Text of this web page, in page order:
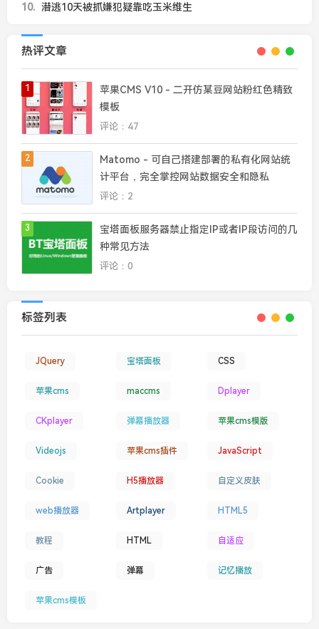
10
潜逃10天被抓嫌犯疑靠吃玉米维生
热评文章
1
苹果CMS V10 - 二开仿某豆网站粉红色精致
模板
评论：47
2
Matomo - 可自己搭建部署的私有化网站统
计平台，完全掌控网站数据安全和隐私
评论：2
3
宝塔面板服务器禁止指定IP或者IP段访问的几
种常见方法
评论：0
标签列表
JQuery 宝塔面板 CSS
苹果cms maccms Dplayer
CKplayer 弹幕播放器 苹果cms模版
Videojs 苹果cms插件 JavaScript
Cookie H5播放器 自定义皮肤
web播放器 Artplayer HTML5
教程 HTML 自适应
广告 弹幕 记忆播放
苹果cms模板